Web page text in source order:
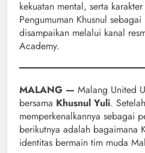
kekuatan mental, serta
Pengumuman Khusnul
disampaikan melalui kanal
Academy.
MALANG — Malang United
bersama Khusnul Yuli.
memperkenalkannya sebagai
berikutnya adalah bagaimana
identitas bermain tim muda